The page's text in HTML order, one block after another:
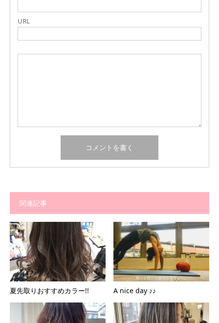
URL
関連記事
夏先取りおすすめカラー!! A nice day ♪♪